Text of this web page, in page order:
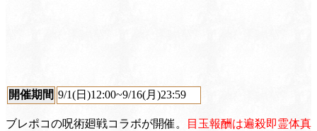
開催期間 9/1(日)12:00~9/16(月)23:59
ブレポコの呪術廻戦コラボが開催。
目玉報酬は遍殺即霊体真